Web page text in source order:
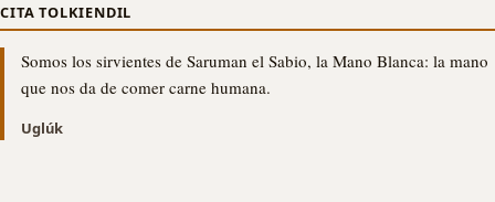
CITA TOLKIENDIL
Somos los sirvientes de Saruman el Sabio, la Mano Blanca: la mano
que nos da de comer carne humana.
Uglúk